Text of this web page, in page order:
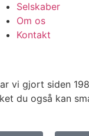
Selskaber
Om os
Kontakt
vi gjort siden
du også kan